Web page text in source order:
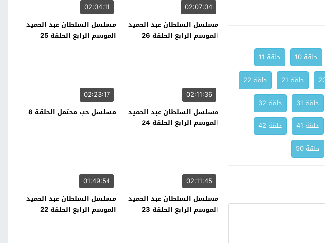
حلقة 10
حلقة 11
حلقة 21
حلقة 22
حلقة 31
حلقة 32
حلقة 41
حلقة 42
حلقة 50
02:07:04
مسلسل السلطان عبد الحميد
الموسم الرابع الحلقة 26
02:04:11
مسلسل السلطان عبد الحميد
الموسم الرابع الحلقة 25
02:11:36
مسلسل السلطان عبد الحميد
الموسم الرابع الحلقة 24
02:23:17
مسلسل حب محتمل الحلقة 8
02:11:45
مسلسل السلطان عبد الحميد
الموسم الرابع الحلقة 23
01:49:54
مسلسل السلطان عبد الحميد
الموسم الرابع الحلقة 22